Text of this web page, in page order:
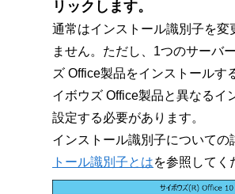
リックします。
通常はインストール識別子を変
ません。ただし、1つのサーバ
ズ Office製品をインストールす
イボウズ Office製品と異なるイ
設定する必要があります。
インストール識別子についての
トール識別子とはを参照してく